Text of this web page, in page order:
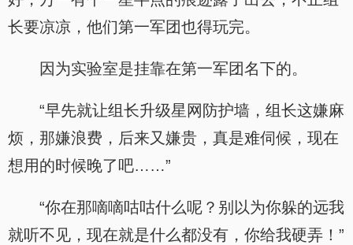
长要凉凉，他们第一军团也得玩完。
因为实验室是挂靠在第一军团名下的。
“早先就让组长升级星网防护墙，组长这嫌麻
烦，那嫌浪费，后来又嫌贵，真是难伺候，现在
想用的时候晚了吧……”
“你在那嘀嘀咕咕什么呢？别以为你躲的远我
就听不见，现在就是什么都没有，你给我硬弄！”